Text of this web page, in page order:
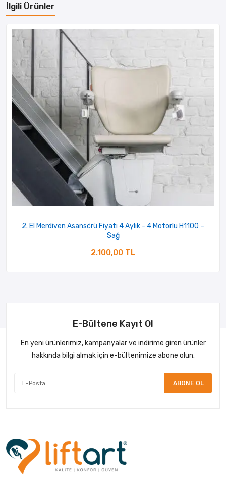
İlgili Ürünler
2. El Merdiven Asansörü Fiyatı 4 Aylık - 4 Motorlu H1100 –
Sağ
2.100,00 TL
E-Bültene Kayıt Ol
En yeni ürünlerimiz, kampanyalar ve indirime giren ürünler
hakkında bilgi almak için e-bültenimize abone olun.
ABONE OL